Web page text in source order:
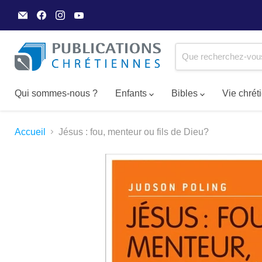
Email
Publications
Chrétiennes
Trouvez-
nous
sur
Facebook
Trouvez-
nous
sur
Instagram
sur
YouTube
Qui sommes-nous ? Enfants Bibles Vie
Accueil Jésus : fou, menteur ou fils de Dieu?